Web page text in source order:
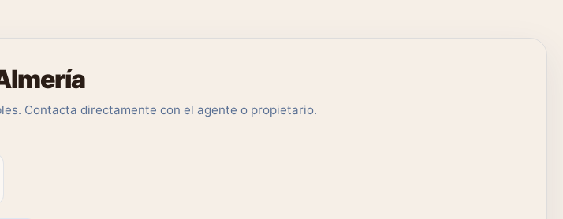
Contacta directamente con el agente o propietario.